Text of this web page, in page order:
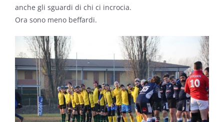
anche gli sguardi di chi ci incrocia.
Ora sono meno beffardi.